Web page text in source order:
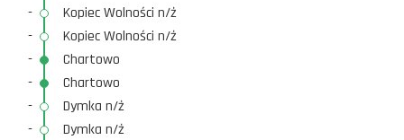
-
Kopiec Wolności n/ż
-
Kopiec Wolności n/ż
-
Chartowo
-
Chartowo
-
Dymka n/ż
-
Dymka n/ż